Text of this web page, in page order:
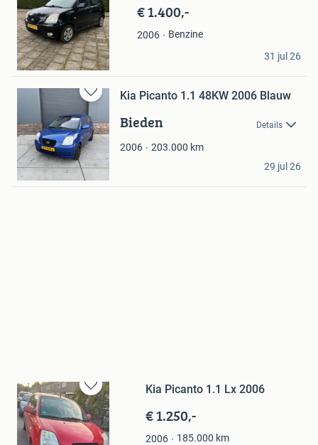
€ 1.400,-
2006
Benzine
Sami sam
Bergen op Zoom
31 jul 26
Bewaren
in
Mijn
Favorieten
Kia Picanto 1.1 48KW 2006 Blauw
Bieden Details
2006 203.000 km
sjeuf
Schimmert
29 jul 26
Bewaren
in
Mijn
Favorieten
Kia Picanto 1.1 Lx 2006
€ 1.250,-
2006 185.000 km